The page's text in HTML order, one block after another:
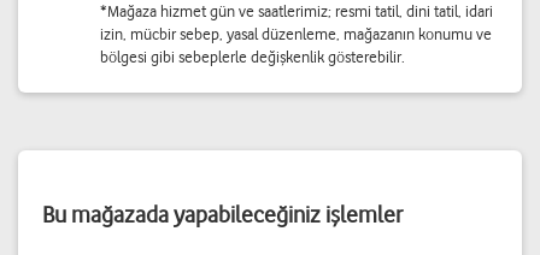
*Mağaza hizmet gün ve saatlerimiz; resmi tatil, dini tatil, idari
izin, mücbir sebep, yasal düzenleme, mağazanın konumu ve
bölgesi gibi sebeplerle değişkenlik gösterebilir.
Bu mağazada yapabileceğiniz işlemler